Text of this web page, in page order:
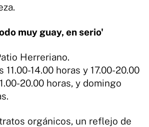
muy guay, en serio'
Herreriano.
14.00 horas y 17.00-20.00
20.00 horas, y domingo
orgánicos, un reflejo de